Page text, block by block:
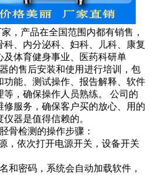
，产品在全国范围内都有销售，
、内分泌科、妇科、儿科、康复
体育健身事业、医药科研单
的售后安装和使用进行培训，包
能、测试操作、报告解释、软件
，确保操作人员熟练。 公司的
服务，确保客户买的放心、用的
器是值得信赖的。
骨检测的操作步骤：
，依次打开电源开关，设备开关
和密码，系统会自动加载软件，